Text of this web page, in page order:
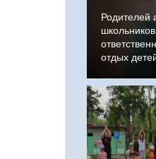
Родителей
отдых